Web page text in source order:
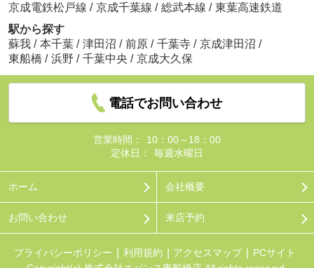
京成電鉄松戸線 / 京成千葉線 / 総武本線 / 東葉高速鉄道
駅から探す
蘇我 / 本千葉 / 津田沼 / 前原 / 千葉寺 / 京成津田沼 /
東船橋 / 浜野 / 千葉中央 / 京成大久保
電話でお問い合わせ
営業時間：
10：00～18：00
定休日：
毎週水曜日
ホーム 会社概要
お問い合わせ 来店予約
プライバシーポリシー 利用規約 アクセスマップ
PCサイト